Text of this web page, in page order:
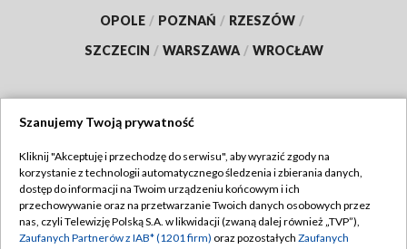
OPOLE / POZNAŃ / RZESZÓW /
SZCZECIN / WARSZAWA / WROCŁAW
TVP
Abonament TVP
Emisja w TVP
Regulamin TVP
Polityka prywatności
Szanujemy Twoją prywatność
Kliknij "Akceptuję i przechodzę do serwisu", aby wyrazić zgody na
korzystanie z technologii automatycznego śledzenia i zbierania danych,
dostęp do informacji na Twoim urządzeniu końcowym i ich
przechowywanie oraz na przetwarzanie Twoich danych osobowych przez
nas, czyli Telewizję Polską S.A. w likwidacji (zwaną dalej również „TVP”),
Zaufanych Partnerów z IAB* (1201 firm) oraz pozostałych Zaufanych